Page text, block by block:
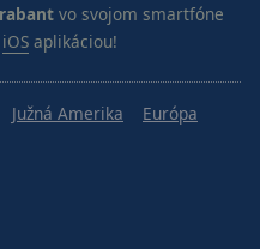
vo svojom smartfóne
iOS aplikáciou!
Južná Amerika
Európa